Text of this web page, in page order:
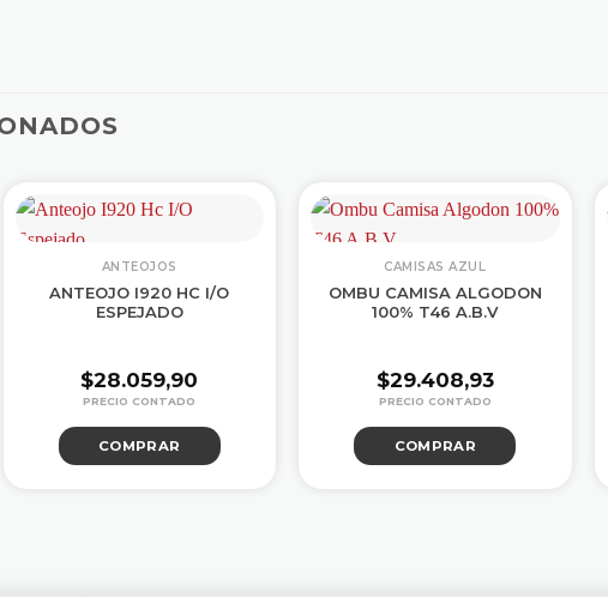
ANTEOJOS
ANTEOJO I920 HC I/O
ESPEJADO
$28.059,90
COMPRAR
CAMISAS AZUL
OMBU CAMISA ALGODON
100% T46 A.B.V
$29.408,93
COMPRAR